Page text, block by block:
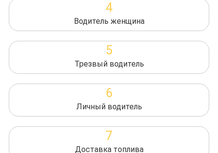
4
Водитель женщина
5
Трезвый водитель
6
Личный водитель
7
Доставка топлива